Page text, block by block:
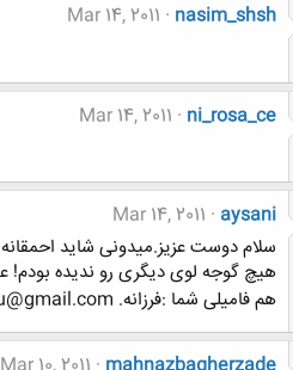
nasim_shsh
Mar 14, 2011
ni_rosa_ce
Mar 14, 2011
aysani
Mar 14, 2011
سلام دوست عزیز.میدونی شاید
هیچ گوجه لوی دیگری رو ندیده
هم فامیلی شما :فرزانه. fgojelou@gmail.com